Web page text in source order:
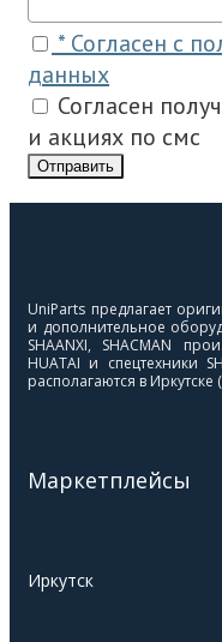
* Согласен с
данных
Согласен
и акциях по смс
Отправить
UniParts предлагает
и дополнительное
SHAANXI, SHACMAN
HUATAI и спецтехники
располагаются в
Маркетплейсы
Иркутск